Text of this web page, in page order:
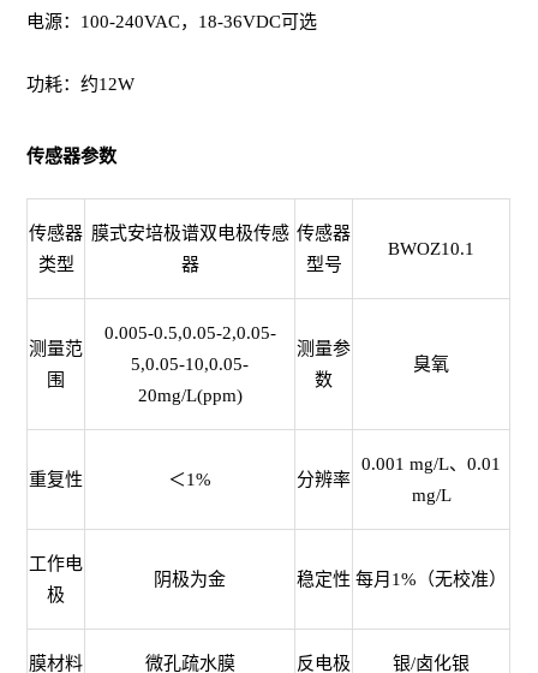
电源：100-240VAC，18-36VDC可选
功耗：约12W
传感器参数
传感器
类型
膜式安培极谱双电极传感
器
传感器
型号
BWOZ10.1
测量范
围
0.005-0.5,0.05-2,0.05-
5,0.05-10,0.05-
20mg/L(ppm)
测量参
数
臭氧
重复性 ＜1% 分辨率
0.001 mg/L、0.01
mg/L
工作电
极
阴极为金 稳定性 每月1%（无校准）
膜材料 微孔疏水膜 反电极 银/卤化银